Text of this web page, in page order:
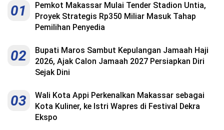
01
Pemkot Makassar Mulai Tender Stadion Untia,
Proyek Strategis Rp350 Miliar Masuk Tahap
Pemilihan Penyedia
02
Bupati Maros Sambut Kepulangan Jamaah Haji
2026, Ajak Calon Jamaah 2027 Persiapkan Diri
Sejak Dini
03
Wali Kota Appi Perkenalkan Makassar sebagai
Kota Kuliner, ke Istri Wapres di Festival Dekra
Ekspo